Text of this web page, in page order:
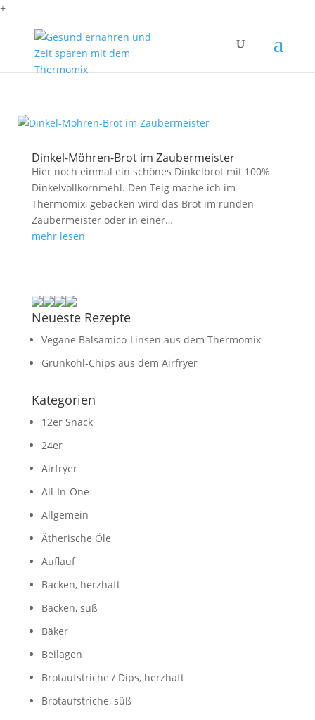
+
Dinkel-Möhren-Brot im Zaubermeister
Hier noch einmal ein schönes Dinkelbrot mit 100%
Dinkelvollkornmehl. Den Teig mache ich im
Thermomix, gebacken wird das Brot im runden
Zaubermeister oder in einer…
mehr lesen
Neueste Rezepte
Vegane Balsamico-Linsen aus dem Thermomix
Grünkohl-Chips aus dem Airfryer
Kategorien
12er Snack
24er
Airfryer
All-In-One
Allgemein
Ätherische Öle
Auflauf
Backen, herzhaft
Backen, süß
Bäker
Beilagen
Brotaufstriche / Dips, herzhaft
Brotaufstriche, süß